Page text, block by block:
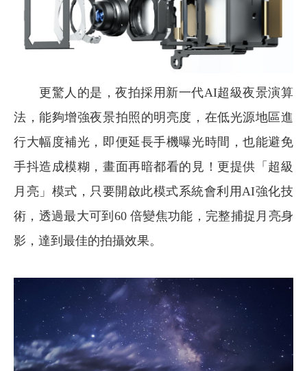
更驚人的是，夜拍採用新一代AI超級夜景演算
法，能夠增強夜景拍照的明亮度，在低光源地區進
行大幅度補光，即便延長手機曝光時間，也能避免
手抖造成模糊，畫面再暗都看的見！更提供「超級
月亮」模式，只要開啟此模式系統會利用AI強化技
術，透過最大可到60 倍變焦功能，完整捕捉月亮身
影，達到最佳的拍攝效果。